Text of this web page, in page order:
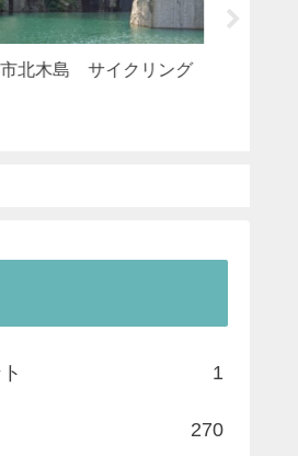
市 真鍋島で猫づくし
1
270